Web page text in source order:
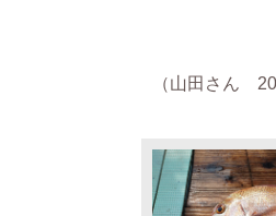
（山田さん